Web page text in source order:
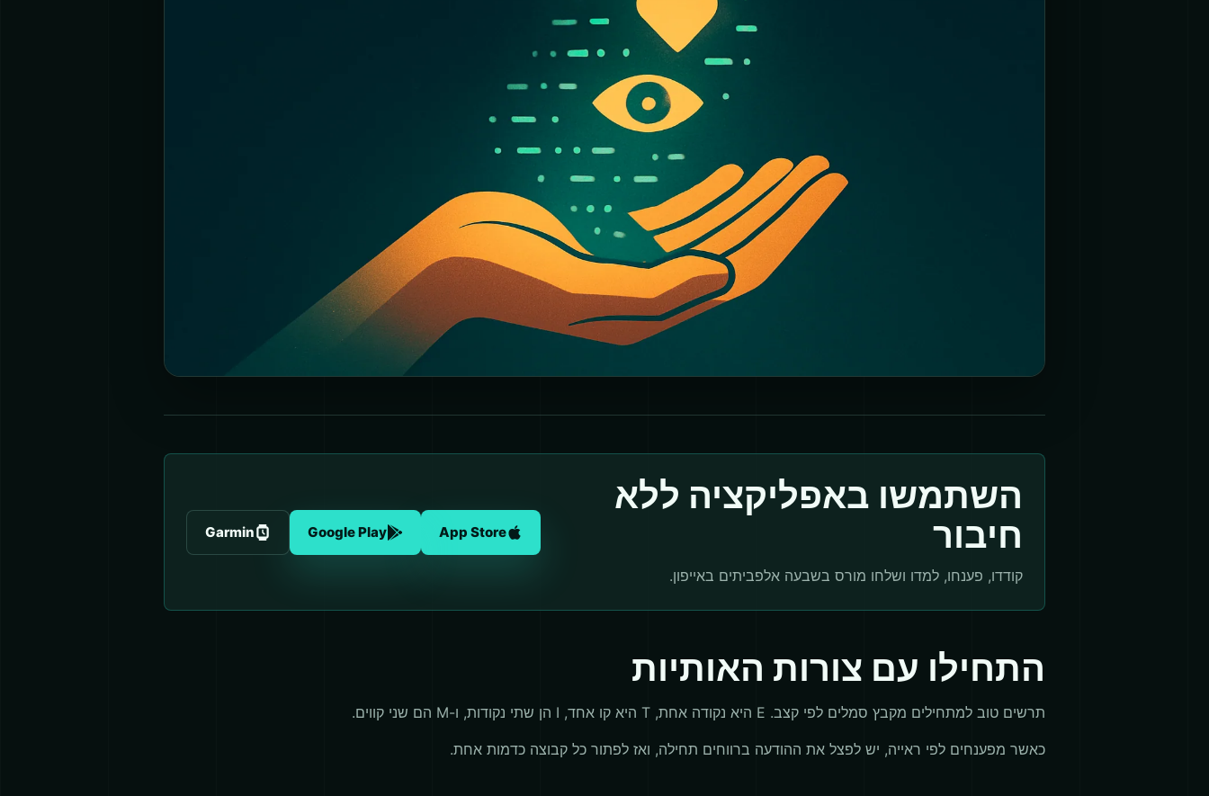
השתמשו באפליקציה ללא
חיבור
קודדו, פענחו, למדו ושלחו מורס בשבעה אלפביתים באייפון.
App Store
Google Play
Garmin
התחילו עם צורות האותיות
תרשים טוב למתחילים מקבץ סמלים לפי קצב. E היא נקודה אחת, T היא קו אחד, I הן שתי נקודות, ו-M הם שני קווים.
כאשר מפענחים לפי ראייה, יש לפצל את ההודעה ברווחים תחילה, ואז לפתור כל קבוצה כדמות אחת.